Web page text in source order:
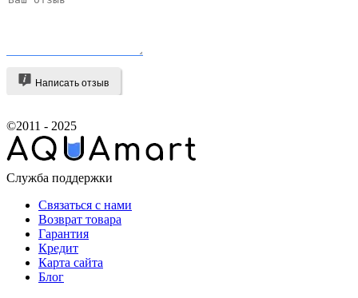
Написать отзыв
©2011 - 2025
Служба поддержки
Связаться с нами
Возврат товара
Гарантия
Кредит
Карта сайта
Блог